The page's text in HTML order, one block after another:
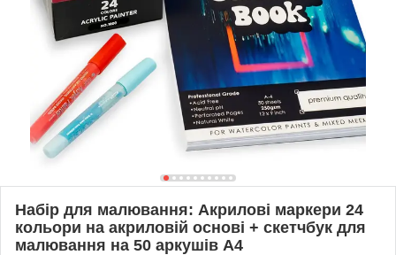
Набір для малювання: Акрилові маркери 24
кольори на акриловій основі + скетчбук для
малювання на 50 аркушів А4